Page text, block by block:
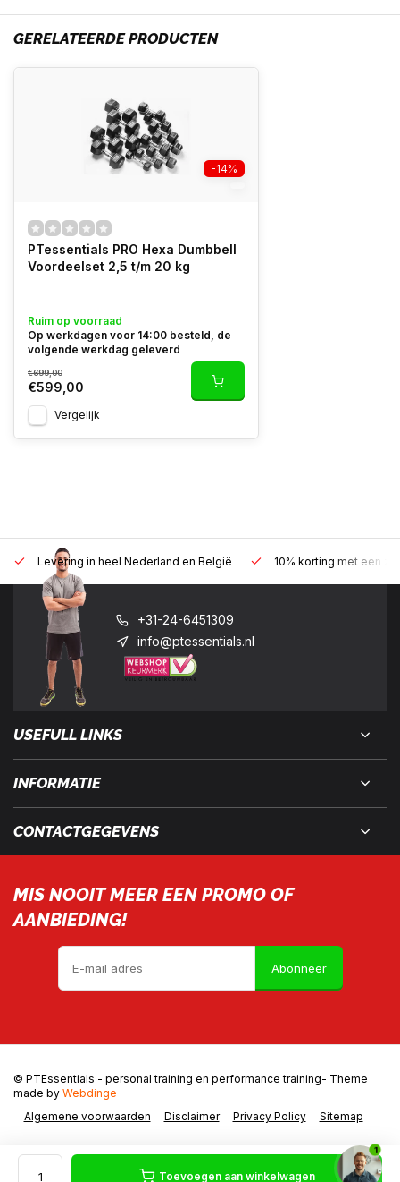
Toevoegen aan winkelwagen
GERELATEERDE PRODUCTEN
-14%
PTessentials PRO Hexa Dumbbell
Voordeelset 2,5 t/m 20 kg
Ruim op voorraad
Op werkdagen voor 14:00 besteld, de
volgende werkdag geleverd
€699,00
€599,00
Vergelijk
Levering in heel Nederland en België 10% korting met een
+31-24-6451309
info@ptessentials.nl
USEFULL LINKS
INFORMATIE
CONTACTGEGEVENS
MIS NOOIT MEER EEN PROMO OF
AANBIEDING!
Abonneer
Algemene voorwaarden Disclaimer Privacy Policy Sitemap
© PTEssentials - personal training en performance training- Theme
made by Webdinge
1